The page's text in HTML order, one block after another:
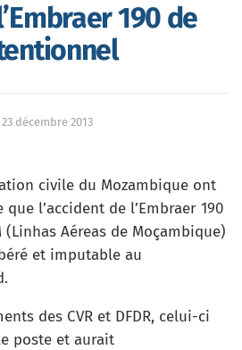
190 de
23 décembre 2013
civile du Mozambique ont
l’accident de l’Embraer 190
Aéreas de Moçambique)
et imputable au
des CVR et DFDR, celui-ci
poste et aurait